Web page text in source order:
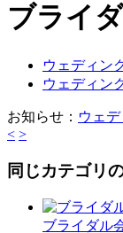
ブライ
ウェディン
ウェディン
お知らせ： ウェ
< >
同じカテゴリ
ブライダル